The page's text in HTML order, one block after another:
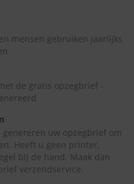
mensen gebruiken jaarlijks
de gratis opzegbrief -
genereren uw opzegbrief om
Heeft u geen printer,
bij de hand. Maak dan
verzendservice.